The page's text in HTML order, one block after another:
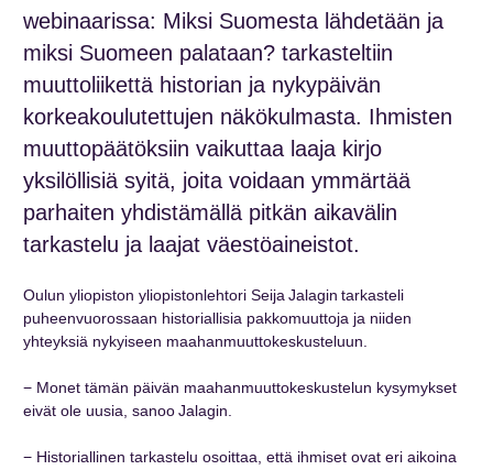
webinaarissa: Miksi Suomesta lähdetään ja
miksi Suomeen palataan? tarkasteltiin
muuttoliikettä historian ja nykypäivän
korkeakoulutettujen näkökulmasta. Ihmisten
muuttopäätöksiin vaikuttaa laaja kirjo
yksilöllisiä syitä, joita voidaan ymmärtää
parhaiten yhdistämällä pitkän aikavälin
tarkastelu ja laajat väestöaineistot.
Oulun yliopiston yliopistonlehtori Seija Jalagin tarkasteli
puheenvuorossaan historiallisia pakkomuuttoja ja niiden
yhteyksiä nykyiseen maahanmuuttokeskusteluun.
− Monet tämän päivän maahanmuuttokeskustelun kysymykset
eivät ole uusia, sanoo Jalagin.
− Historiallinen tarkastelu osoittaa, että ihmiset ovat eri aikoina